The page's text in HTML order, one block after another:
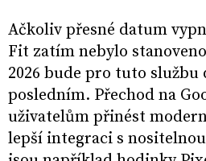
Ačkoliv přesné datum
Fit zatím nebylo
2026 bude pro tuto
posledním. Přechod na
uživatelům přinést
lepší integraci s